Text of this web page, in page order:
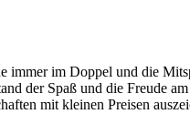
immer im Doppel und die
der Spaß und die Freude
mit kleinen Preisen